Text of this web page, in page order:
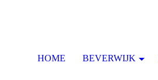
HOME BEVERWIJK